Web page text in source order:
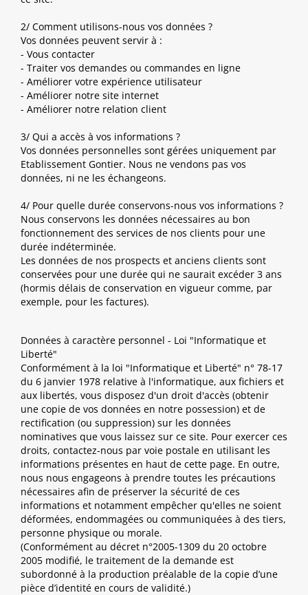
2/ Comment utilisons-nous vos données ?
Vos données peuvent servir à :
- Vous contacter
- Traiter vos demandes ou commandes en ligne
- Améliorer votre expérience utilisateur
- Améliorer notre site internet
- Améliorer notre relation client
3/ Qui a accès à vos informations ?
Vos données personnelles sont gérées uniquement par
Etablissement Gontier. Nous ne vendons pas vos
données, ni ne les échangeons.
4/ Pour quelle durée conservons-nous vos informations ?
Nous conservons les données nécessaires au bon
fonctionnement des services de nos clients pour une
durée indéterminée.
Les données de nos prospects et anciens clients sont
conservées pour une durée qui ne saurait excéder 3 ans
(hormis délais de conservation en vigueur comme, par
exemple, pour les factures).
Données à caractère personnel - Loi "Informatique et
Liberté"
Conformément à la loi "Informatique et Liberté" n° 78-17
du 6 janvier 1978 relative à l'informatique, aux fichiers et
aux libertés, vous disposez d'un droit d'accès (obtenir
une copie de vos données en notre possession) et de
rectification (ou suppression) sur les données
nominatives que vous laissez sur ce site. Pour exercer ces
droits, contactez-nous par voie postale en utilisant les
informations présentes en haut de cette page. En outre,
nous nous engageons à prendre toutes les précautions
nécessaires afin de préserver la sécurité de ces
informations et notamment empêcher qu'elles ne soient
déformées, endommagées ou communiquées à des tiers,
personne physique ou morale.
(Conformément au décret n°2005-1309 du 20 octobre
2005 modifié, le traitement de la demande est
subordonné à la production préalable de la copie d’une
pièce d’identité en cours de validité.)